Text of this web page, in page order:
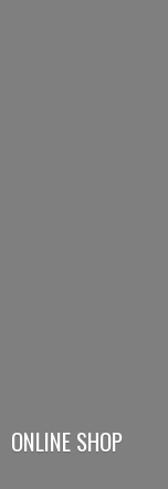
ONLINE SHOP